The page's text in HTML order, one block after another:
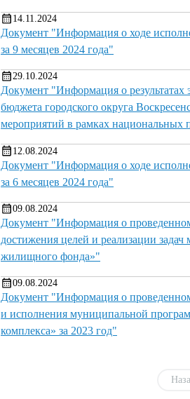
14.11.2024
Документ "Информация о ходе
за 9 месяцев 2024 года"
29.10.2024
Документ "Информация о результатах
бюджета городского округа
мероприятий в рамках национальных
12.08.2024
Документ "Информация о ходе
за 6 месяцев 2024 года"
09.08.2024
Документ "Информация о
достижения целей и реализации
жилищного фонда»"
09.08.2024
Документ "Информация о
и исполнения муниципальной
комплекса» за 2023 год"